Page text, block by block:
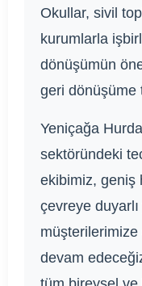
Okullar, sivil
kurumlarla
dönüşümün
geri dönüşüme
Yeniçağa
sektöründeki
ekibimiz, geniş
çevreye duyarlı
devam